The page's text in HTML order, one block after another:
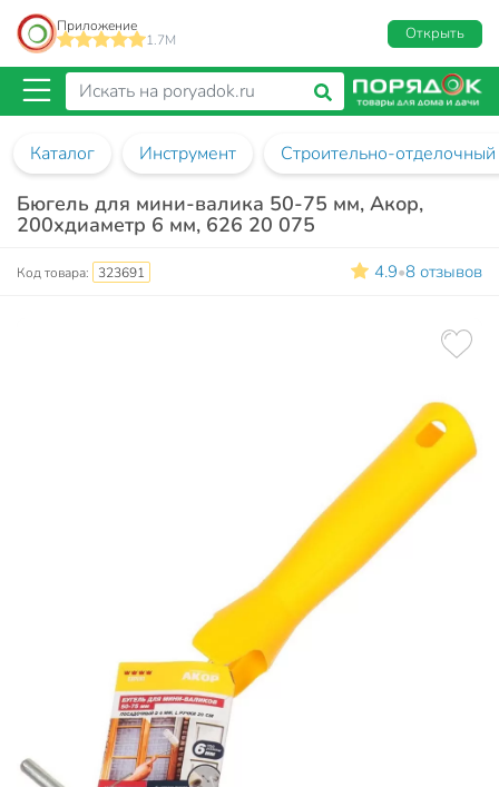
Приложение
1.7M
Открыть
Каталог Инструмент Строительно-отделочный
Бюгель для мини-валика 50-75 мм, Акор,
200хдиаметр 6 мм, 626 20 075
Код товара: 323691 4.9•8 отзывов